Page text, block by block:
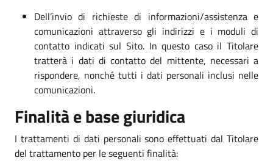
Dell’invio di richieste di informazioni/assistenza e
comunicazioni attraverso gli indirizzi e i moduli di
contatto indicati sul Sito. In questo caso il Titolare
tratterà i dati di contatto del mittente, necessari a
rispondere, nonché tutti i dati personali inclusi nelle
comunicazioni.
Finalità e base giuridica
I trattamenti di dati personali sono effettuati dal Titolare
del trattamento per le seguenti finalità: